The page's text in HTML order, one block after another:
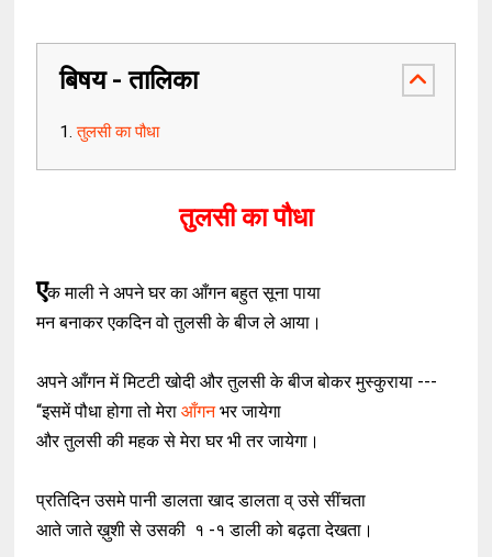
बिषय - तालिका
तुलसी का पौधा
तुलसी का पौधा
एक माली ने अपने घर का आँगन बहुत सूना पाया
मन बनाकर एकदिन वो तुलसी के बीज ले आया।
अपने आँगन में मिटटी खोदी और तुलसी के बीज बोकर मुस्कुराया ---
“इसमें पौधा होगा तो मेराआँगनभर जायेगा
और तुलसी की महक से मेरा घर भी तर जायेगा।
प्रतिदिन उसमे पानी डालता खाद डालता व् उसे सींचता
आते जाते ख़ुशी से उसकी १ -१ डाली को बढ़ता देखता।